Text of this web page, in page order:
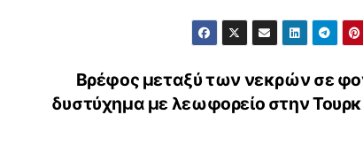
Βρέφος μεταξύ των νεκρών σε
δυστύχημα με λεωφορείο στην